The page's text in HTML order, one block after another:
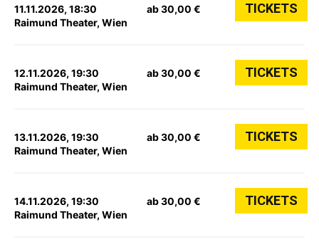
11.11.2026, 18:30
Raimund Theater, Wien
ab 30,00 € TICKETS
12.11.2026, 19:30
Raimund Theater, Wien
ab 30,00 € TICKETS
13.11.2026, 19:30
Raimund Theater, Wien
ab 30,00 € TICKETS
14.11.2026, 19:30
Raimund Theater, Wien
ab 30,00 € TICKETS